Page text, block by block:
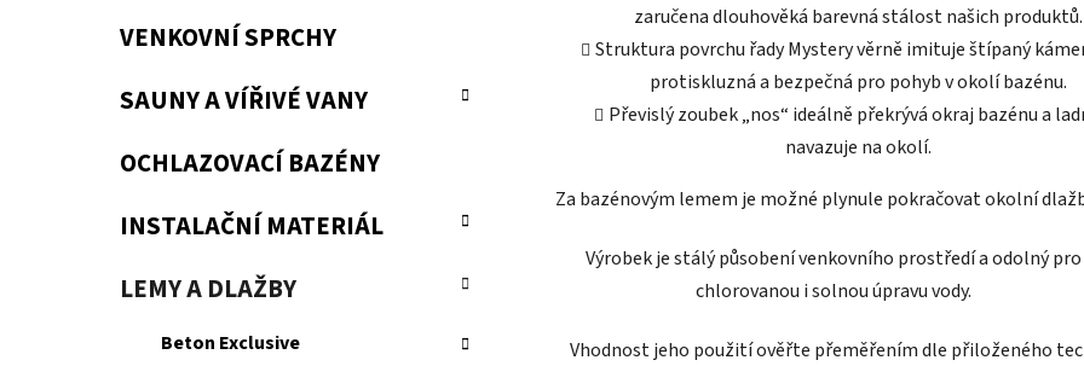
VENKOVNÍ SPRCHY
SAUNY A VÍŘIVÉ VANY
OCHLAZOVACÍ BAZÉNY
INSTALAČNÍ MATERIÁL
LEMY A DLAŽBY
Beton Exclusive
zaručena dlouhověká barevná stálost našich produktů.
Struktura povrchu řady Mystery věrně imituje štípaný
protiskluzná a bezpečná pro pohyb v okolí bazénu.
Převislý zoubek „nos“ ideálně překrývá okraj bazénu a
navazuje na okolí.
Za bazénovým lemem je možné plynule pokračovatokolní
Výrobek je stálý působení venkovního prostředí a odolný pro
chlorovanou i solnou úpravu vody.
Vhodnost jeho použití ověřte přeměřením dle přiloženého